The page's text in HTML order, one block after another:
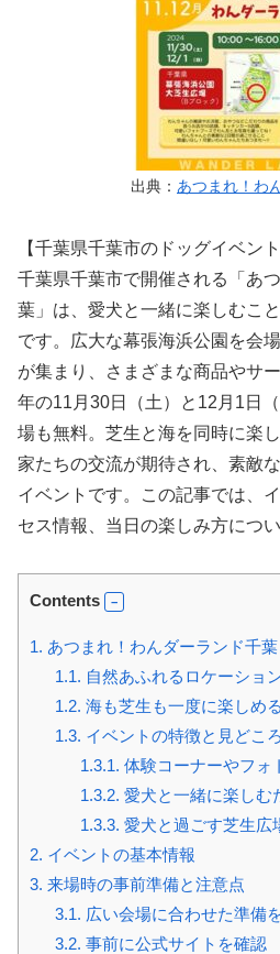
出典： あつまれ！わ
【千葉県千葉市のドッグイベント
千葉県千葉市で開催される「あ
葉」は、愛犬と一緒に楽しむこ
です。広大な幕張海浜公園を会
が集まり、さまざまな商品やサ
年の11月30日（土）と12月1日
場も無料。芝生と海を同時に楽
家たちの交流が期待され、素敵
イベントです。この記事では、
セス情報、当日の楽しみ方につ
Contents
1. あつまれ！わんダーランド千葉
1.1. 自然あふれるロケーショ
1.2. 海も芝生も一度に楽しめ
1.3. イベントの特徴と見どころ
1.3.1. 体験コーナーやフォ
1.3.2. 愛犬と一緒に楽しむ
1.3.3. 愛犬と過ごす芝生広
2. イベントの基本情報
3. 来場時の事前準備と注意点
3.1. 広い会場に合わせた準備
3.2. 事前に公式サイトを確認